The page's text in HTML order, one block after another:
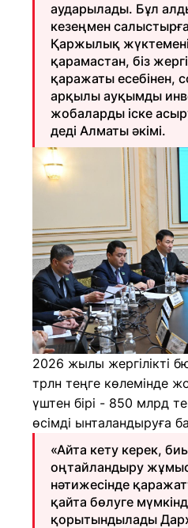
аударылады. Бұл
кезеңмен
Қаржылық
қарамастан, біз
қаражаты есебінен,
арқылы ауқымды
жобаларды іске
деді Алматы әкімі.
2026 жылы жергілікті
трлн теңге көлемінде
үштен бірі - 850 млрд
өсімді ынталандыруға
«Айта кету керек,
оңтайландыру
нәтижесінде
қайта бөлуге
қорытындылады